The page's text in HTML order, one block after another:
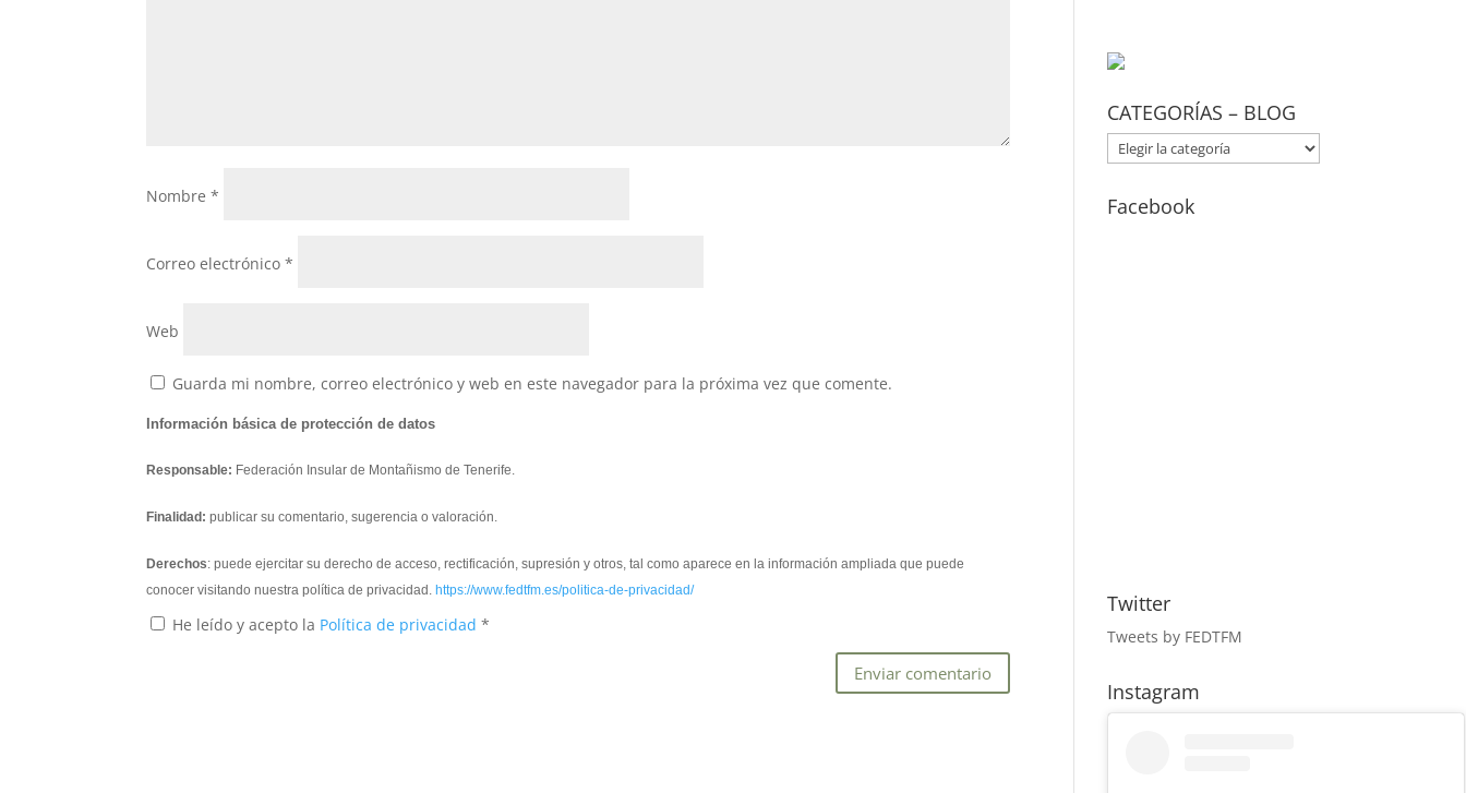
Nombre*
Correo electrónico*
Web
Guarda mi nombre, correo electrónico y web en este navegador para la próxima vez que comente.
Información básica de protección de datos
Responsable: Federación Insular de Montañismo de Tenerife.
Finalidad: publicar su comentario, sugerencia o valoración.
Derechos: puede ejercitar su derecho de acceso, rectificación, supresión y otros, tal como aparece en la información ampliada que puede
conocer visitando nuestra política de privacidad. https://www.fedtfm.es/politica-de-privacidad/
He leído y acepto la Política de privacidad*
CATEGORÍAS – BLOG
CATEGORÍAS
–
BLOG
Facebook
Twitter
Tweets by FEDTFM
Instagram